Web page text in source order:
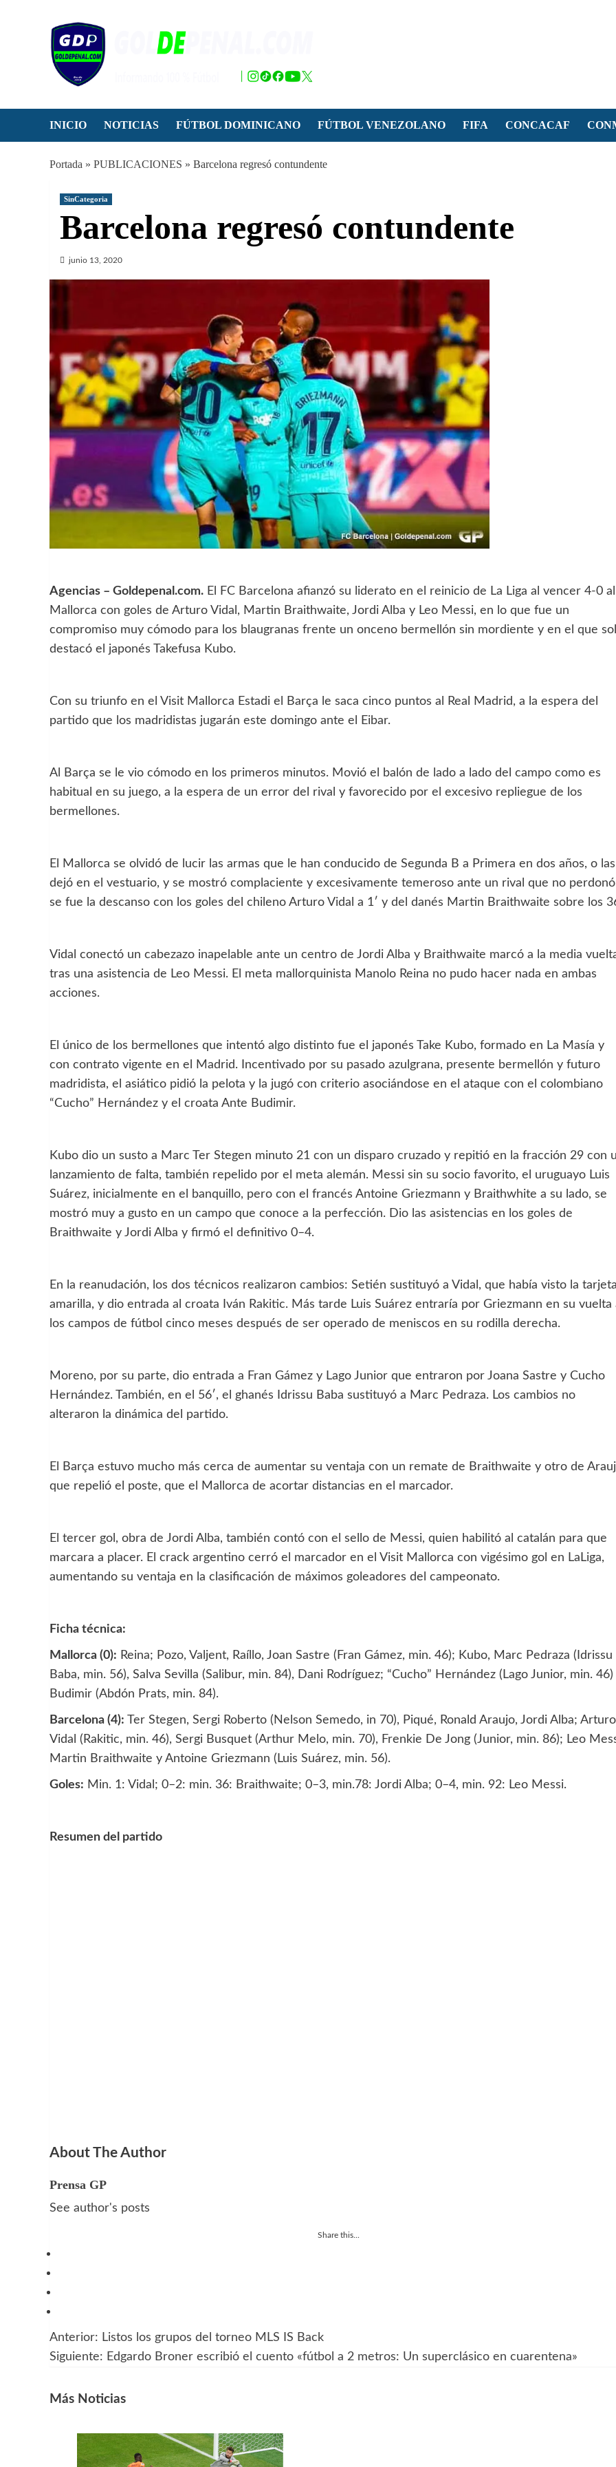
INICIO NOTICIAS FÚTBOL DOMINICANO FÚTBOL VENEZOLANO FIFA CONCACAF
Portada » PUBLICACIONES » Barcelona regresó contundente
SinCategoria
Barcelona regresó contundente
junio 13, 2020
Agencias – Goldepenal.com. El FC Barcelona afianzó su liderato en el reinicio de La Liga al vencer 4-0 al
Mallorca con goles de Arturo Vidal, Martin Braithwaite, Jordi Alba y Leo Messi, en lo que fue un
compromiso muy cómodo para los blaugranas frente un onceno bermellón sin mordiente y en el que
destacó el japonés Takefusa Kubo.
Con su triunfo en el Visit Mallorca Estadi el Barça le saca cinco puntos al Real Madrid, a la espera del
partido que los madridistas jugarán este domingo ante el Eibar.
Al Barça se le vio cómodo en los primeros minutos. Movió el balón de lado a lado del campo como es
habitual en su juego, a la espera de un error del rival y favorecido por el excesivo repliegue de los
bermellones.
El Mallorca se olvidó de lucir las armas que le han conducido de Segunda B a Primera en dos años, o las
dejó en el vestuario, y se mostró complaciente y excesivamente temeroso ante un rival que no
se fue la descanso con los goles del chileno Arturo Vidal a 1′ y del danés Martin Braithwaite sobre los
Vidal conectó un cabezazo inapelable ante un centro de Jordi Alba y Braithwaite marcó a la media
tras una asistencia de Leo Messi. El meta mallorquinista Manolo Reina no pudo hacer nada en ambas
acciones.
El único de los bermellones que intentó algo distinto fue el japonés Take Kubo, formado en La Masía y
con contrato vigente en el Madrid. Incentivado por su pasado azulgrana, presente bermellón y futuro
madridista, el asiático pidió la pelota y la jugó con criterio asociándose en el ataque con el colombiano
“Cucho” Hernández y el croata Ante Budimir.
Kubo dio un susto a Marc Ter Stegen minuto 21 con un disparo cruzado y repitió en la fracción 29 con
lanzamiento de falta, también repelido por el meta alemán. Messi sin su socio favorito, el uruguayo Luis
Suárez, inicialmente en el banquillo, pero con el francés Antoine Griezmann y Braithwhite a su lado, se
mostró muy a gusto en un campo que conoce a la perfección. Dio las asistencias en los goles de
Braithwaite y Jordi Alba y firmó el definitivo 0–4.
En la reanudación, los dos técnicos realizaron cambios: Setién sustituyó a Vidal, que había visto la
amarilla, y dio entrada al croata Iván Rakitic. Más tarde Luis Suárez entraría por Griezmann en su vuelta
los campos de fútbol cinco meses después de ser operado de meniscos en su rodilla derecha.
Moreno, por su parte, dio entrada a Fran Gámez y Lago Junior que entraron por Joana Sastre y Cucho
Hernández. También, en el 56′, el ghanés Idrissu Baba sustituyó a Marc Pedraza. Los cambios no
alteraron la dinámica del partido.
El Barça estuvo mucho más cerca de aumentar su ventaja con un remate de Braithwaite y otro de
que repelió el poste, que el Mallorca de acortar distancias en el marcador.
El tercer gol, obra de Jordi Alba, también contó con el sello de Messi, quien habilitó al catalán para que
marcara a placer. El crack argentino cerró el marcador en el Visit Mallorca con vigésimo gol en LaLiga,
aumentando su ventaja en la clasificación de máximos goleadores del campeonato.
Ficha técnica:
Mallorca (0): Reina; Pozo, Valjent, Raíllo, Joan Sastre (Fran Gámez, min. 46); Kubo, Marc Pedraza (Idrissu
Baba, min. 56), Salva Sevilla (Salibur, min. 84), Dani Rodríguez; “Cucho” Hernández (Lago Junior, min. 46)
Budimir (Abdón Prats, min. 84).
Barcelona (4): Ter Stegen, Sergi Roberto (Nelson Semedo, in 70), Piqué, Ronald Araujo, Jordi Alba; Arturo
Vidal (Rakitic, min. 46), Sergi Busquet (Arthur Melo, min. 70), Frenkie De Jong (Junior, min. 86); Leo
Martin Braithwaite y Antoine Griezmann (Luis Suárez, min. 56).
Goles: Min. 1: Vidal; 0–2: min. 36: Braithwaite; 0–3, min.78: Jordi Alba; 0–4, min. 92: Leo Messi.
Resumen del partido
About The Author
Prensa GP
See author's posts
Share this...
Navegación
entradas
Anterior: Listos los grupos del torneo MLS IS Back
Siguiente: Edgardo Broner escribió el cuento «fútbol a 2 metros: Un superclásico en cuarentena»
Más Noticias